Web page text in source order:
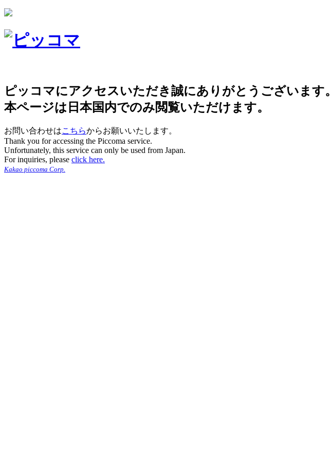
ピッコマにアクセスいただき誠にありがとうございます。
本ページは日本国内でのみ閲覧いただけます。
お問い合わせはこちらからお願いいたします。
Thank you for accessing the Piccoma service.
Unfortunately, this service can only be used from Japan.
For inquiries, please click here.
Kakao piccoma Corp.